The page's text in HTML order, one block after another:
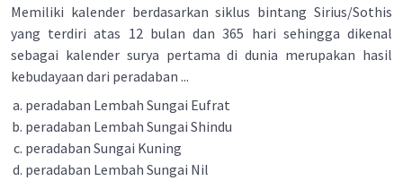
Memiliki kalender berdasarkan siklus bintang Sirius/Sothis
yang terdiri atas 12 bulan dan 365 hari sehingga dikenal
sebagai kalender surya pertama di dunia merupakan hasil
kebudayaan dari peradaban ...
peradaban Lembah Sungai Eufrat
peradaban Lembah Sungai Shindu
peradaban Sungai Kuning
peradaban Lembah Sungai Nil